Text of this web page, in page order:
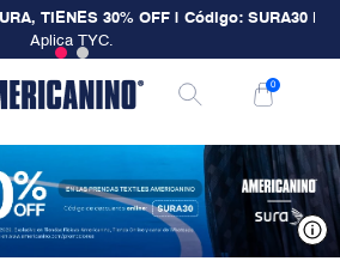
TIENES 30% OFF | Código: SURA30
Aplica TYC.
0